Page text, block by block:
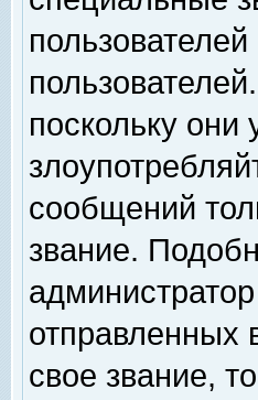
поскольку
сообщений
звание.
отправленных
свое звание,